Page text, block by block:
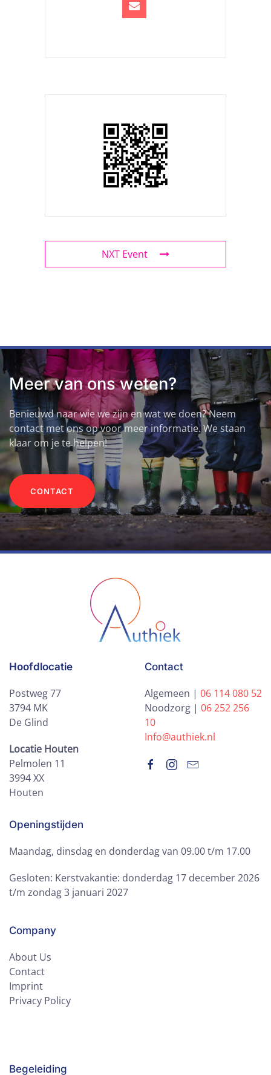
NXT Event
Meer van ons weten?
Benieuwd naar wie we zijn en wat we doen? Neem
contact met ons op voor meer informatie. We staan
klaar om je te helpen!
CONTACT
Hoofdlocatie
Postweg 77
3794 MK
De Glind
Locatie Houten
Pelmolen 11
3994 XX
Houten
Contact
Algemeen | 06 114 080 52
Noodzorg | 06 252 256
10
Info@authiek.nl
Openingstijden
Maandag, dinsdag en donderdag van 09.00 t/m 17.00
Gesloten: Kerstvakantie: donderdag 17 december 2026
t/m zondag 3 januari 2027
Company
About Us
Contact
Imprint
Privacy Policy
Begeleiding